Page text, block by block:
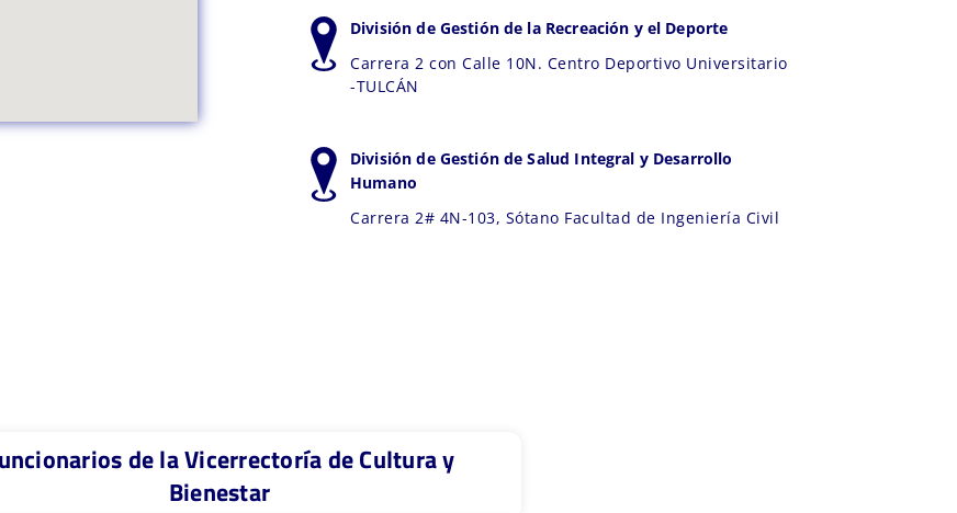
División de Gestión de la Recreación y el Deporte
Carrera 2 con Calle 10N. Centro Deportivo Universitario
-TULCÁN
División de Gestión de Salud Integral y Desarrollo
Humano
Carrera 2# 4N-103, Sótano Facultad de Ingeniería Civil
de la Vicerrectoría de Cultura y
Bienestar